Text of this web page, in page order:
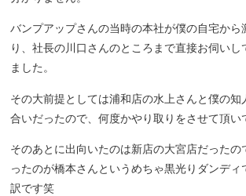
バンプアップさんの当時の本社が僕の自宅から
り、社長の川口さんのところまで直接お伺いし
ました。
その大前提としては浦和店の水上さんと僕の知
合いだったので、何度かやり取りをさせて頂い
そのあとに出向いたのは新店の大宮店だったの
ったのが橋本さんというめちゃ黒光りダンディ
訳です笑